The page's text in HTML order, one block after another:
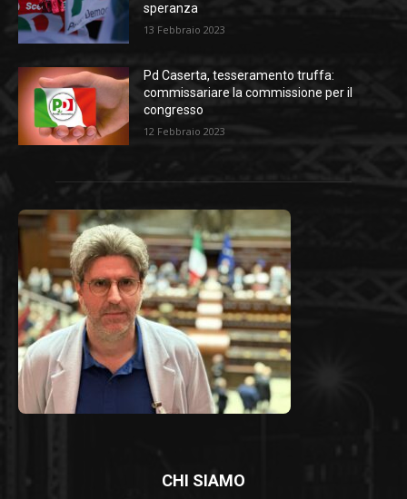
speranza
13 Febbraio 2023
Pd Caserta, tesseramento truffa:
commissariare la commissione per il
congresso
12 Febbraio 2023
CHI SIAMO